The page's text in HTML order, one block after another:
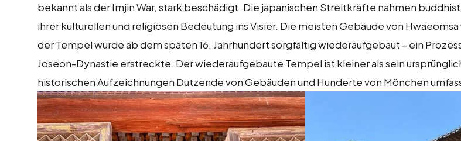
bekannt als der Imjin War, stark beschädigt. Die japanischen Streitkräfte nahmen
ihrer kulturellen und religiösen Bedeutung ins Visier. Die meisten Gebäude von
der Tempel wurde ab dem späten 16. Jahrhundert sorgfältig wiederaufgebaut – ein
Joseon-Dynastie erstreckte. Der wiederaufgebaute Tempel ist kleiner als sein
historischen Aufzeichnungen Dutzende von Gebäuden und Hunderte von Mönchen